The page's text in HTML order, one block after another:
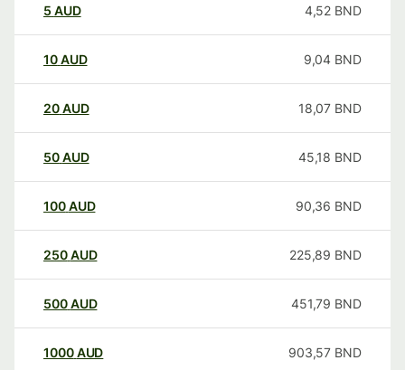
5 AUD 4,52 BND
10AUD 9,04 BND
20AUD 18,07 BND
50AUD 45,18 BND
100AUD 90,36 BND
250AUD 225,89 BND
500AUD 451,79 BND
1000AUD 903,57 BND